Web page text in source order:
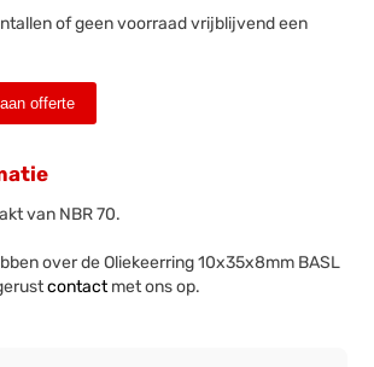
of geen voorraad vrijblijvend een
offerte
van NBR 70.
over de Oliekeerring 10x35x8mm BASL
contactmet ons op.